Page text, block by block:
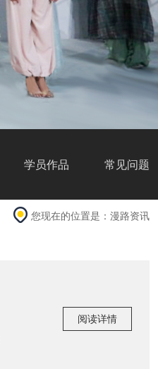
学员作品 常见问题
您现在的位置是： 漫路资讯
阅读详情